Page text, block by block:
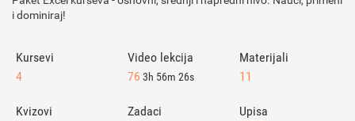
i dominiraj!
Kursevi
4
Video lekcija
76 3h 56m 26s
Materijali
11
Kvizovi
Zadaci
Upisa